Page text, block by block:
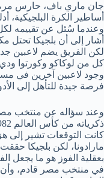
جان ماري باف، حارس مرمى
أساطير الكرة البلجيكية،
وعندما سُئل عن تقييمه
أشار إلى أن بلجيكا تحتل
لكن الفريق يضم لاعبين
كل من لوكاكو وكورتوا
وجود لاعبين آخرين في
فرصة جيدة للتأهل إلى
وعند سؤاله عن منتخب
كانت التوقعات تشير إلى
بعقلية الفوز هو ما يجعل
في منتخب مصر قادم، وأن